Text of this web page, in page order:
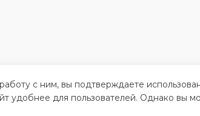
с ним, вы подтверждаете
удобнее для пользователей. Однако вы